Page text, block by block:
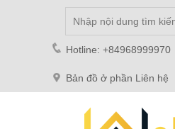
Hotline: +84968999970
Bản đồ ở phần Liên hệ